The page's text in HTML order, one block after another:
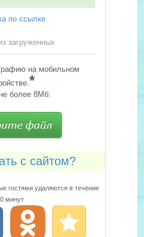
по ссылке
загруженных
на мобильном
*
более 8Мб:
с сайтом?
гостями удаляются в течение
минут